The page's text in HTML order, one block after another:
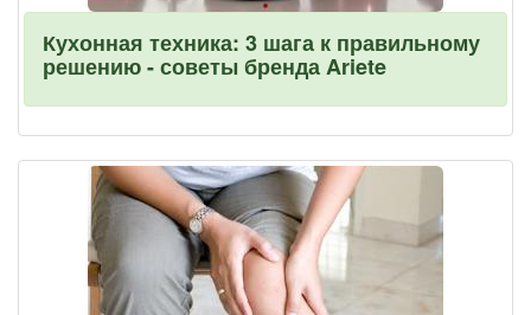
Кухонная техника: 3 шага к правильному
решению - советы бренда Ariete